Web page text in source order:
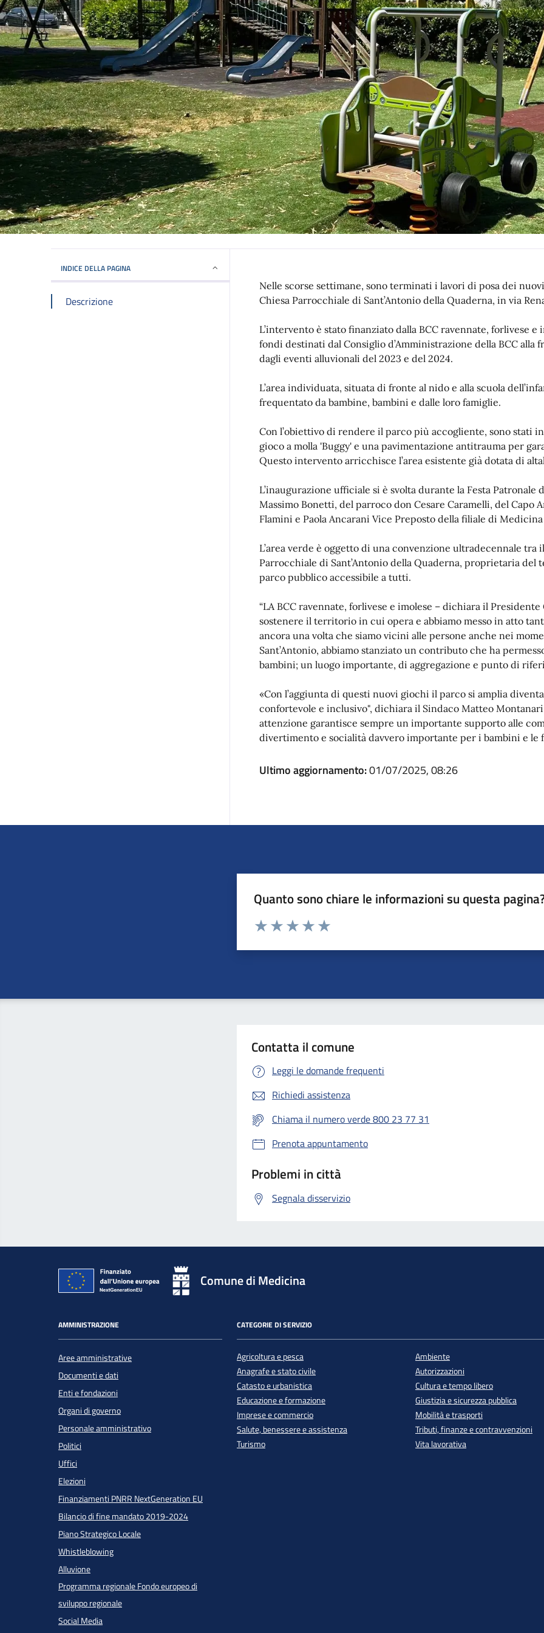
INDICE DELLA PAGINA
Descrizione
Nelle scorse settimane, sono terminati i lavori di posa dei
Chiesa Parrocchiale di Sant’Antonio della Quaderna, in via
L’intervento è stato finanziato dalla BCC ravennate, forlivese
fondi destinati dal Consiglio d’Amministrazione della BCC alla
dagli eventi alluvionali del 2023 e del 2024.
L’area individuata, situata di fronte al nido e alla scuola
frequentato da bambine, bambini e dalle loro famiglie.
Con l’obiettivo di rendere il parco più accogliente, sono stati
gioco a molla 'Buggy' e una pavimentazione antitrauma per
Questo intervento arricchisce l’area esistente già dotata di
L’inaugurazione ufficiale si è svolta durante la Festa Patronale
Massimo Bonetti, del parroco don Cesare Caramelli, del Capo
Flamini e Paola Ancarani Vice Preposto della filiale di
L’area verde è oggetto di una convenzione ultradecennale tra
Parrocchiale di Sant’Antonio della Quaderna, proprietaria del
parco pubblico accessibile a tutti.
“LA BCC ravennate, forlivese e imolese – dichiara il
sostenere il territorio in cui opera e abbiamo messo in atto
ancora una volta che siamo vicini alle persone anche nei
Sant’Antonio, abbiamo stanziato un contributo che ha
bambini; un luogo importante, di aggregazione e punto di
«Con l’aggiunta di questi nuovi giochi il parco si amplia
confortevole e inclusivo", dichiara il Sindaco Matteo
attenzione garantisce sempre un importante supporto alle
divertimento e socialità davvero importante per i bambini e le
Ultimo aggiornamento:01/07/2025, 08:26
Quanto sono chiare le informazioni su questa
Valuta da 1 a 5 stelle la pagina
Contatta il comune
Leggi le domande frequenti
Richiedi assistenza
Chiama il numero verde 800 23 77 31
Prenota appuntamento
Problemi in città
Segnala disservizio
Comune di Medicina
AMMINISTRAZIONE
Aree amministrative
Documenti e dati
Enti e fondazioni
Organi di governo
Personale amministrativo
Politici
Uffici
Elezioni
Finanziamenti PNRR NextGeneration EU
Bilancio di fine mandato 2019-2024
Piano Strategico Locale
Whistleblowing
Alluvione
Programma regionale Fondo europeo di
sviluppo regionale
Social Media
CATEGORIE DI SERVIZIO
Agricoltura e pesca
Ambiente
Anagrafe e stato civile
Autorizzazioni
Catasto e urbanistica
Cultura e tempo libero
Educazione e formazione
Giustizia e sicurezza pubblica
Imprese e commercio
Mobilità e trasporti
Salute, benessere e assistenza
Tributi, finanze e contravvenzioni
Turismo
Vita lavorativa